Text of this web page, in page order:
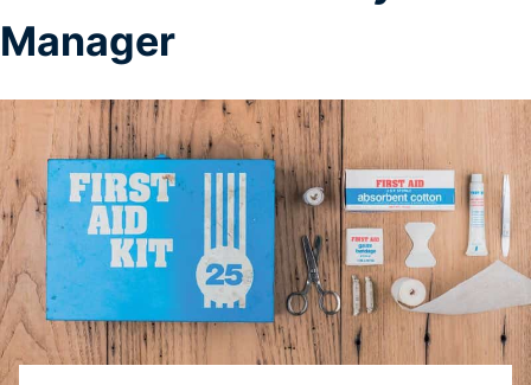
Manager